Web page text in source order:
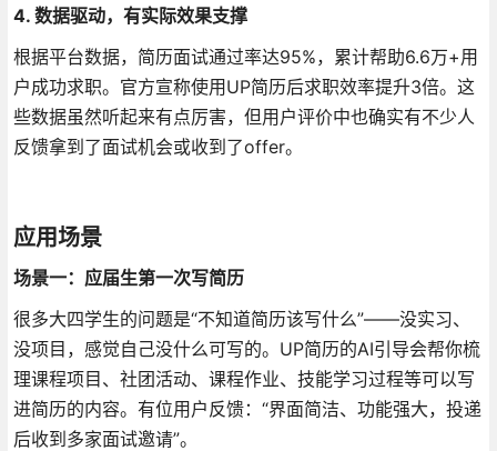
4. 数据驱动，有实际效果支撑
根据平台数据，简历面试通过率达95%，累计帮助6.6万+用
户成功求职。官方宣称使用UP简历后求职效率提升3倍。这
些数据虽然听起来有点厉害，但用户评价中也确实有不少人
反馈拿到了面试机会或收到了offer。
应用场景
场景一：应届生第一次写简历
很多大四学生的问题是“不知道简历该写什么”——没实习、
没项目，感觉自己没什么可写的。UP简历的AI引导会帮你梳
理课程项目、社团活动、课程作业、技能学习过程等可以写
进简历的内容。有位用户反馈：“界面简洁、功能强大，投递
后收到多家面试邀请”。